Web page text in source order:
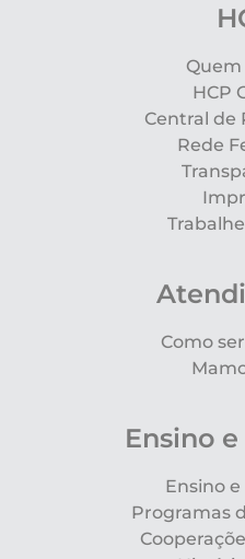
Quem
HCP
Central de
Rede
Como
Ensino
Ensino
Programas